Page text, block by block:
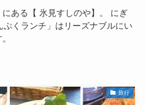
ある【 氷見すしのや】。 にぎ
ぷくランチ」はリーズナブルにい
旅行